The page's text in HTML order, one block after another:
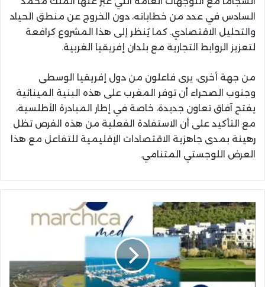
السادس في عدد من خطاباته، دون الخروج عن منطق الحياد
والتحليل الاقتصادي. كما يُنظر إلى هذا المشروع كرافعة
لتعزيز الروابط التجارية مع بلدان إفريقيا الغربية.
من جهة أخرى، يرى فاعلون من دول إفريقيا الوسطى
وجنوب الصحراء أن توفر المغرب على هذه البنية المينائية
يفتح آفاق تعاون جديدة، خاصة في إطار المبادرة الأطلسية،
مع التأكيد على أن الاستفادة الفعلية من هذه الفرص تظل
رهينة بمدى جاهزية الاقتصادات الإقليمية للتفاعل مع هذا
العرض اللوجستي المتنامي.
مارتشيكا
ميد..
هوية
بصرية
جديدة
لدعم
تموقعها